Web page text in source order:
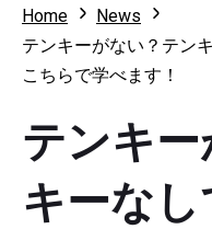
Home
News
テンキーがない？テン
こちらで学べます！
テンキ
キーな